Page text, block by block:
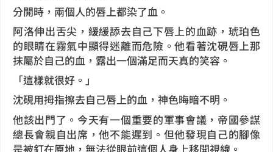
分開時，兩個人的唇上都染了血。
阿洛伸出舌尖，緩緩舔去自己下唇上的血跡，琥珀色
的眼睛在霧氣中顯得迷離而危險。他看著沈硯唇上那
抹屬於自己的血，露出一個滿足而天真的笑容。
「這樣就很好。」
沈硯用拇指擦去自己唇上的血，神色晦暗不明。
他該出門了。今天有一個重要的軍事會議，帝國參謀
總長會親自出席，他不能遲到。但他發現自己的腳像
是被釘在原地，無法從眼前這個人身上移開視線。